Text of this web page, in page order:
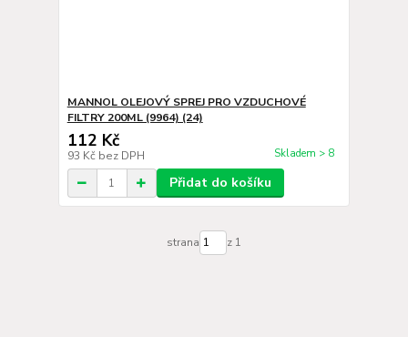
MANNOL OLEJOVÝ SPREJ PRO VZDUCHOVÉ
FILTRY 200ML (9964) (24)
112 Kč
93 Kč bez DPH Skladem > 8
Přidat do košíku
strana z 1